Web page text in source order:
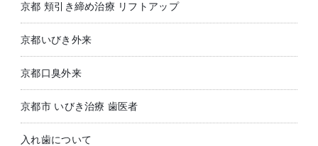
京都 頬引き締め治療 リフトアップ
京都いびき外来
京都口臭外来
京都市 いびき治療 歯医者
入れ歯について